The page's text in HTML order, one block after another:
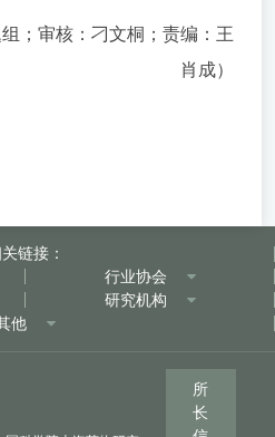
；审核：刁文桐；责编：王
肖成）
链接：
行业协会
研究机构
他
所
长